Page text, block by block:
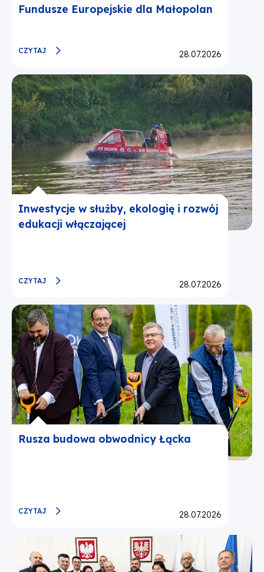
Fundusze Europejskie dla Małopolan
CZYTAJ Opublikowano:
28.07.2026
Inwestycje w służby, ekologię i rozwój
edukacji włączającej
CZYTAJ Opublikowano:
28.07.2026
Rusza budowa obwodnicy Łącka
CZYTAJ Opublikowano:
28.07.2026